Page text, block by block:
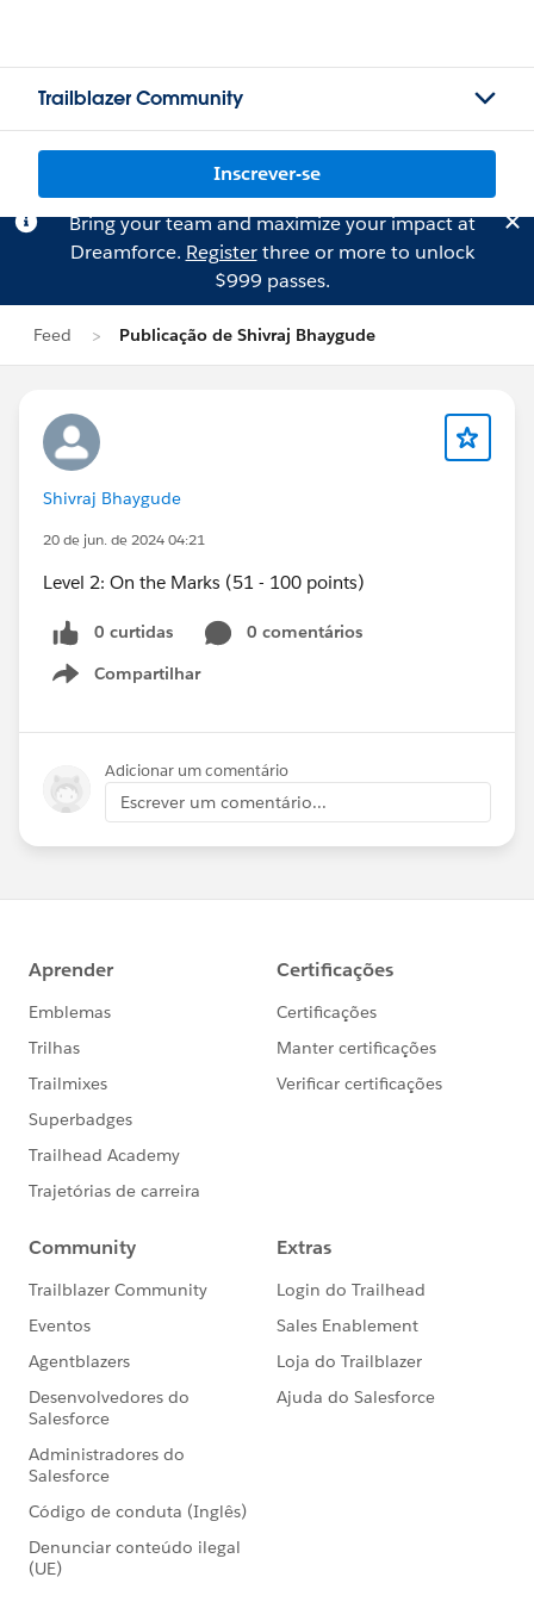
Trailblazer Community
Inscrever-se
Bring your team and maximize your impact at
Dreamforce. Registerthree or more to unlock
$999 passes.
Feed Publicação de Shivraj Bhaygude
Shivraj Bhaygude
20 de jun. de 2024 04:21
Level 2: On the Marks (51 - 100 points)
0 curtidas
0 comentários
Compartilhar
Show menu
Adicionar um comentário
Escrever um comentário...